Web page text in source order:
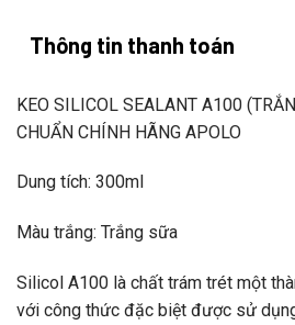
Thông tin thanh toán
KEO SILICOL SEALANT A100
CHUẨN CHÍNH HÃNG APOLO
Dung tích: 300ml
Màu trắng: Trắng sữa
Silicol A100 là chất trám trét một
với công thức đặc biệt được sử